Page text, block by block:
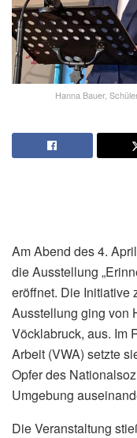
Hanna Bauer,
Am Abend des 4.
die Ausstellung
eröffnet. Die Initiative
Ausstellung ging von
Vöcklabruck, aus. Im
Arbeit (VWA) setzte
Opfer des
Umgebung
Die Veranstaltung